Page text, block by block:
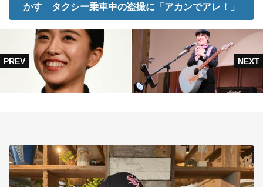
かす タクシー乗車中の盗撮に「アカンでアレ！」